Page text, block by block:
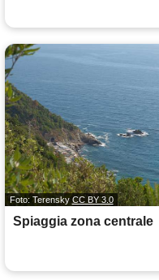
Foto: Terensky CC BY 3.0
Spiaggia zona centrale